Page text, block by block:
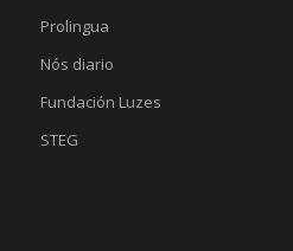
Prolingua
Nós diario
Fundación Luzes
STEG